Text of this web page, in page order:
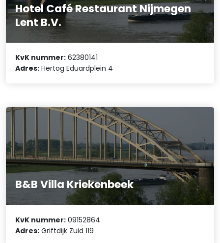
Hotel Café Restaurant Nijmegen
Lent B.V.
KvK nummer: 62380141
Adres: Hertog Eduardplein 4
B&B Villa Kriekenbeek
KvK nummer: 09152864
Adres: Griftdijk Zuid 119